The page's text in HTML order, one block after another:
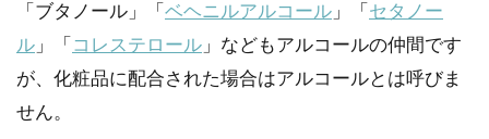
「ブタノール」「 ベヘニルアルコール 」「 セタノー
ル 」「 コレステロール 」などもアルコールの仲間です
が、化粧品に配合された場合はアルコールとは呼びま
せん。